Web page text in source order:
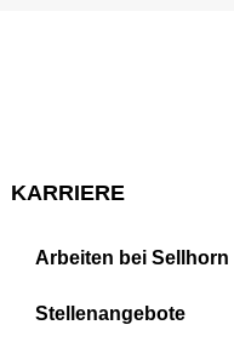
KARRIERE
Arbeiten bei Sellhorn
Stellenangebote